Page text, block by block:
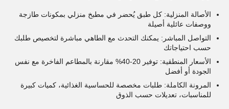
الأصالة المنزلية: كل طبق يُحضر في مطبخ منزلي بمكونات طازجة
ووصفات عائلية أصيلة
التواصل المباشر: يمكنك التحدث مع الطاهي مباشرة لتخصيص طلبك
حسب احتياجاتك
الأسعار المنطقية: توفير 20-40% مقارنة بالمطاعم الفاخرة مع نفس
الجودة أو أفضل
المرونة الكاملة: طلبات مخصصة للحساسية الغذائية، كميات كبيرة
للمناسبات، تعديلات حسب الذوق